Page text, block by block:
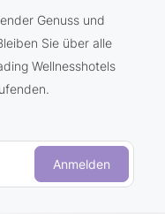
Genuss und
Sie über alle
Wellnesshotels
Anmelden